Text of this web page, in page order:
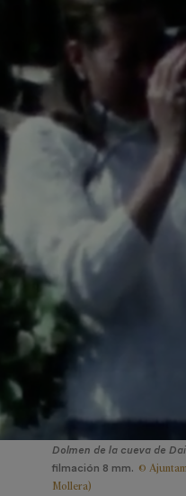
Dolmen de la cueva de
filmación 8 mm. ©
Mollera)